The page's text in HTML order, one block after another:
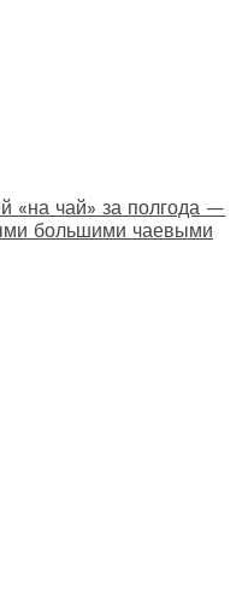
«на чай» за полгода —
большими чаевыми